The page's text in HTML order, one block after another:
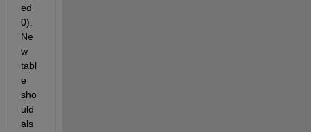
ed
0).
Ne
w
tabl
e
sho
uld
als